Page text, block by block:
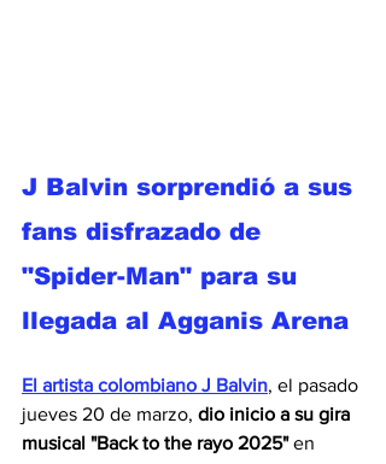
J Balvin sorprendió a sus
fans disfrazado de
"Spider-Man" para su
llegada al Agganis Arena
El artista colombiano J Balvin, el pasado
jueves 20 de marzo, dio inicio a su gira
musical "Back to the rayo 2025" en